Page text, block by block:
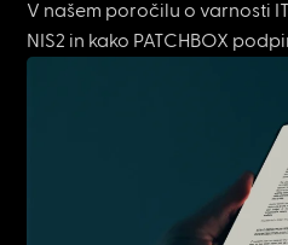
V našem poročilu o varnosti
NIS2 in kako PATCHBOX